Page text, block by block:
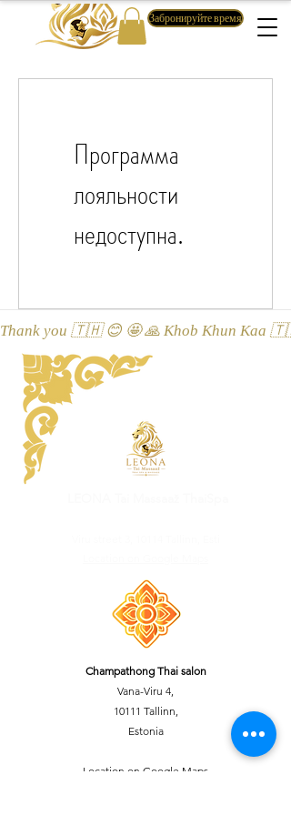
Забронируйте время
Программа
лояльности
недоступна.
Thank you 🇹🇭 😊 🤩 🙏 Khob Khun Kaa
Champathong Thai salon
Vana-Viru 4,
10111 Tallinn,
Estonia
Location on Google Maps